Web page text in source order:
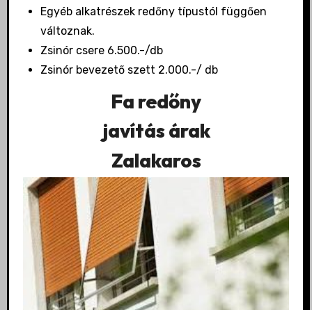
Egyéb alkatrészek redőny típustól függően
változnak.
Zsinór csere 6.500.-/db
Zsinór bevezető szett 2.000.-/ db
Fa redőny
javítás árak
Zalakaros